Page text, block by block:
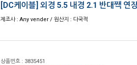
[DC케이블] 외경 5.5 내경 2.1 반대짹 연
제조사 : Any vender / 원산지 : 다국적
상품번호 : 3835451